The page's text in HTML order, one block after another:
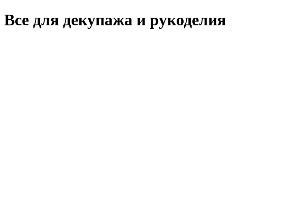
Все для декупажа и рукоделия